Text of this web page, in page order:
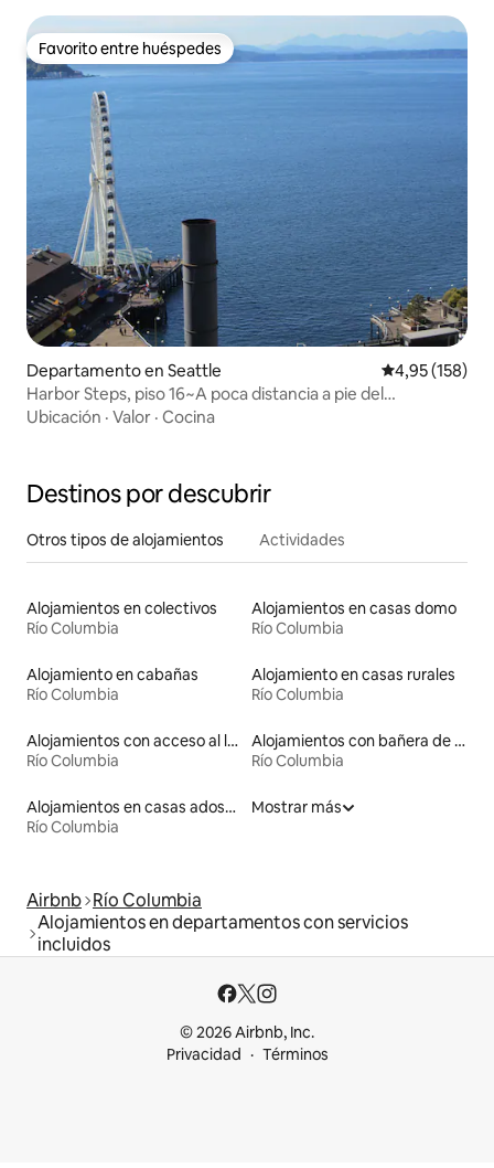
Favorito entre huéspedes
Favorito entre huéspedes
Departamento en Seattle Calificación
4,95 (158)
Harbor Steps, piso 16~A poca distancia a pie del
estadio~¡Vistas al agua!
Ubicación · Valor · Cocina
Destinos por descubrir
Otros tipos de alojamientos Actividades
Alojamientos en colectivos
Río Columbia
Alojamientos en casas domo
Río Columbia
Alojamiento en cabañas
Río Columbia
Alojamiento en casas rurales
Río Columbia
Alojamientos con acceso al lago
Río Columbia
Alojamientos con bañera de inmersión
Río Columbia
Alojamientos en casas adosadas
Río Columbia
Mostrar más
Airbnb Río Columbia
Alojamientos en departamentos con servicios
incluidos
© 2026 Airbnb, Inc.
Privacidad
Términos